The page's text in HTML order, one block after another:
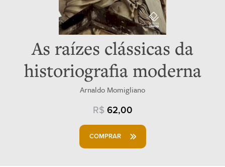
As raízes clássicas da
historiografia moderna
Arnaldo Momigliano
R$ 62,00
COMPRAR